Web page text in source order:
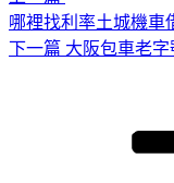
哪裡找利率土城機車
下
下一篇 大阪包車老